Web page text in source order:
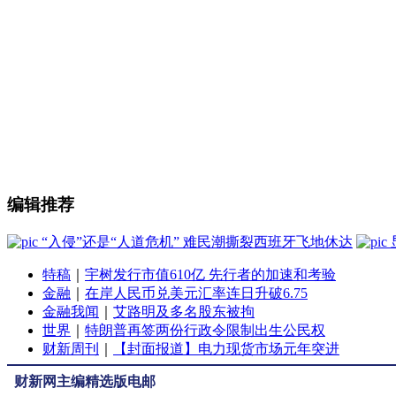
编辑推荐
“入侵”还是“人道危机” 难民潮撕裂西班牙飞地休达
特稿
宇树发行市值610亿 先行者的加速和考验
金融
在岸人民币兑美元汇率连日升破6.75
金融我闻
艾路明及多名股东被拘
世界
特朗普再签两份行政令限制出生公民权
财新周刊
【封面报道】电力现货市场元年突进
财新网主编精选版电邮